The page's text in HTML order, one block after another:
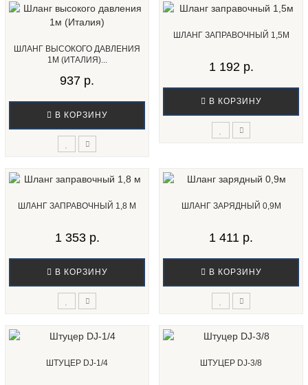
ШЛАНГ ВЫСОКОГО ДАВЛЕНИЯ
1М (ИТАЛИЯ)...
937 р.
В КОРЗИНУ
ШЛАНГ ЗАПРАВОЧНЫЙ 1,5М
1 192 р.
В КОРЗИНУ
ШЛАНГ ЗАПРАВОЧНЫЙ 1,8 М
1 353 р.
В КОРЗИНУ
ШЛАНГ ЗАРЯДНЫЙ 0,9М
1 411 р.
В КОРЗИНУ
ШТУЦЕР DJ-1/4 ШТУЦЕР DJ-3/8